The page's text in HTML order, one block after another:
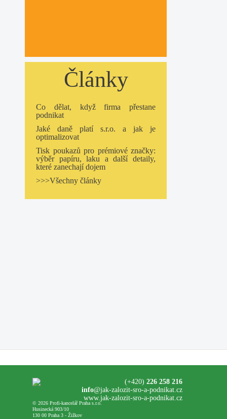
Články
Co dělat, když firma přestane
podnikat
Jaké daně platí s.r.o. a jak je
optimalizovat
Tisk poukazů pro prémiové značky:
výběr papíru, laku a další detaily,
které zanechají dojem
>>>Všechny články
© 2026 Profi-kancelář Praha s.r.o.
Husinecká 903/10
130 00 Praha 3 - Žižkov
(+420) 226 258 216
info@jak-zalozit-sro-a-podnikat.cz
www.jak-zalozit-sro-a-podnikat.cz